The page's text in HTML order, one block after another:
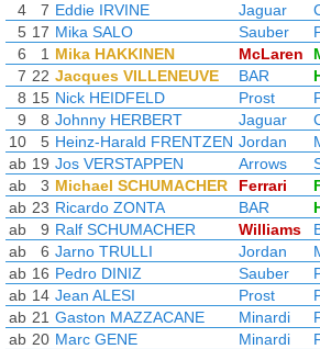
4
7 Eddie IRVINE Jaguar
5 17 Mika SALO Sauber
6
1 Mika HAKKINEN McLaren
7 22 Jacques VILLENEUVE BAR
8 15 Nick HEIDFELD Prost
9
8 Johnny HERBERT Jaguar
10
5 Heinz-Harald FRENTZEN Jordan
ab 19 Jos VERSTAPPEN Arrows
ab
3 Michael SCHUMACHER Ferrari
ab 23 Ricardo ZONTA BAR
ab
9 Ralf SCHUMACHER Williams
ab
6 Jarno TRULLI Jordan
ab 16 Pedro DINIZ Sauber
ab 14 Jean ALESI Prost
ab 21 Gaston MAZZACANE Minardi
ab 20 Marc GENE Minardi